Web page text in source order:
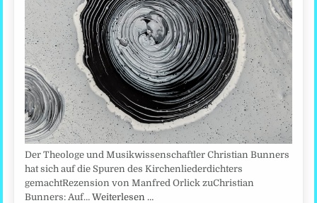
Der Theologe und Musikwissenschaftler Christian Bunners
hat sich auf die Spuren des Kirchenliederdichters
gemachtRezension von Manfred Orlick zuChristian
Bunners: Auf…Weiterlesen …